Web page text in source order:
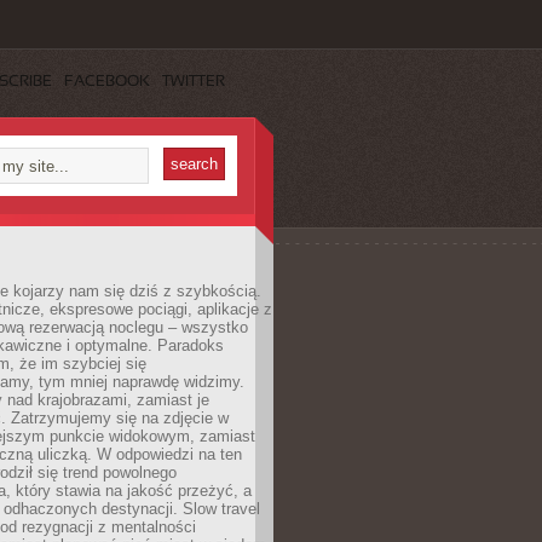
FACEBOOK TWITTER
kojarzy nam się dziś z szybkością.
ekspresowe pociągi, aplikacje z
rezerwacją noclegu – wszystko
i optymalne. Paradoks
że im szybciej się
tym mniej naprawdę widzimy.
nad krajobrazami, zamiast je
Zatrzymujemy się na zdjęcie w
punkcie widokowym, zamiast
uliczką. W odpowiedzi na ten
się trend powolnego
który stawia na jakość przeżyć, a
destynacji. Slow travel
rezygnacji z mentalności